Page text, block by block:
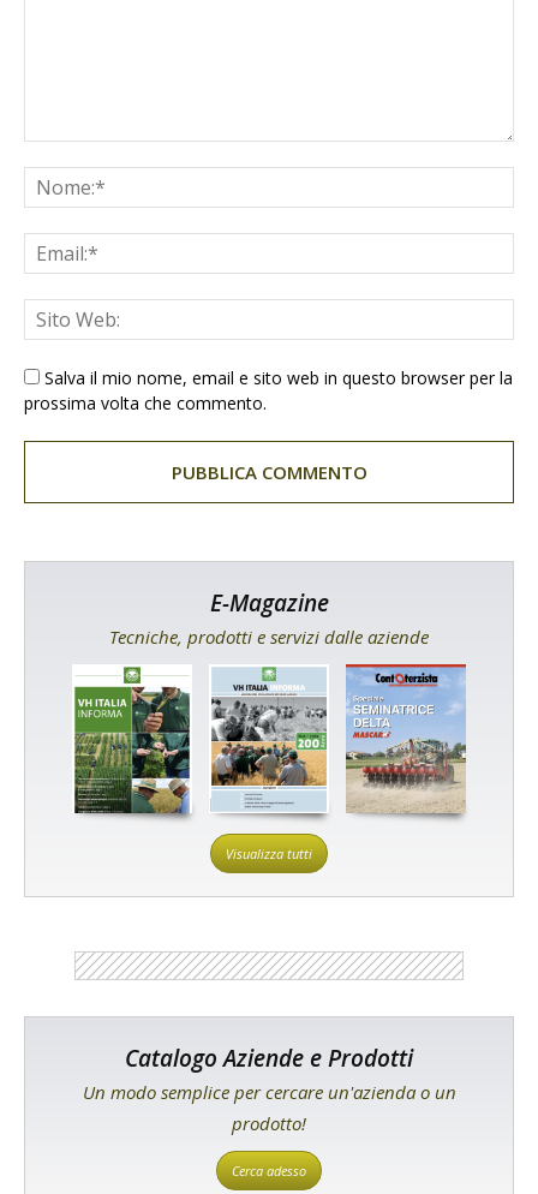
Salva il mio nome, email e sito web in questo browser per la
prossima volta che commento.
E-Magazine
Tecniche, prodotti e servizi dalle aziende
Visualizza tutti
Catalogo Aziende e Prodotti
Un modo semplice per cercare un'azienda o un
prodotto!
Cerca adesso